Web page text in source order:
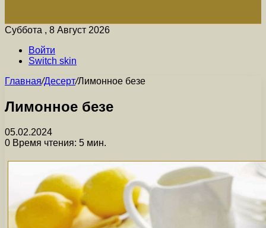
Суббота , 8 Август 2026
Войти
Switch skin
Главная/Десерт/Лимонное безе
Лимонное безе
05.02.2024
0 Время чтения: 5 мин.